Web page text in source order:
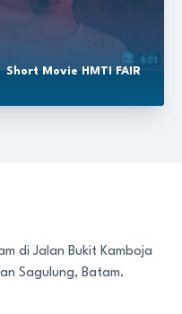
Short Movie HMTI FAIR
di Jalan Bukit Kamboja
Sagulung, Batam.